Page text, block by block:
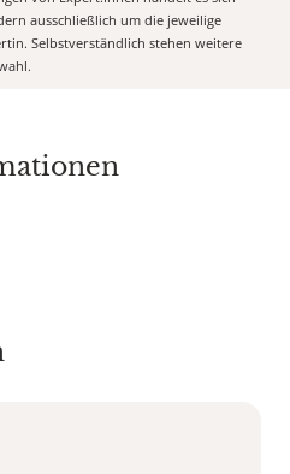
ausschließlich um die jeweilige
Selbstverständlich stehen weitere